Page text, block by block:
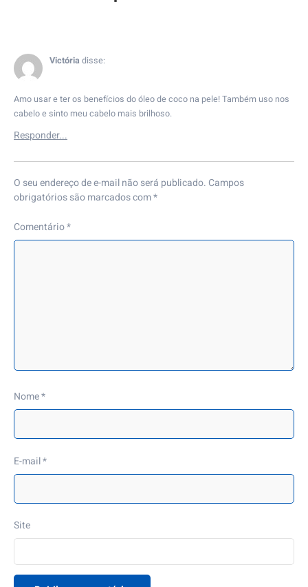
Victóriadisse:
Amo usar e ter os benefícios do óleo de coco na pele! Também uso nos
cabelo e sinto meu cabelo mais brilhoso.
O seu endereço de e-mail não será publicado. Campos
obrigatórios são marcados com*
Comentário*
Nome*
E-mail*
Site